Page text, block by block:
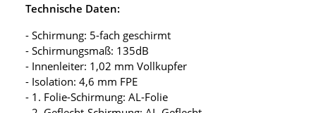
Technische Daten:
- Schirmung: 5-fach geschirmt
- Schirmungsmaß: 135dB
- Innenleiter: 1,02 mm Vollkupfer
- Isolation: 4,6 mm FPE
- 1. Folie-Schirmung: AL-Folie